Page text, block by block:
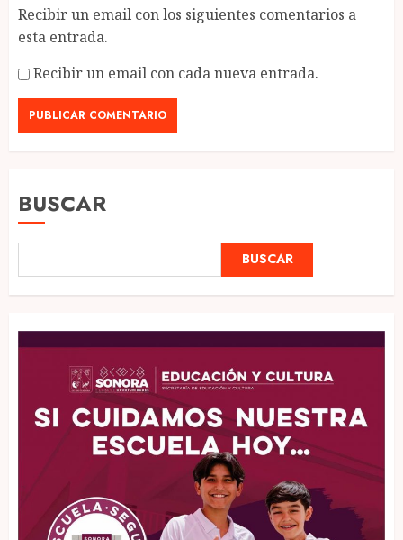
Recibir un email con los siguientes comentarios a
esta entrada.
Recibir un email con cada nueva entrada.
BUSCAR
BUSCAR